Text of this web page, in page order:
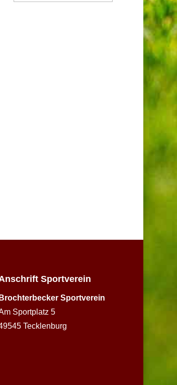
Sportverein
Brochterbecker Sportverein
Sportplatz 5
Tecklenburg